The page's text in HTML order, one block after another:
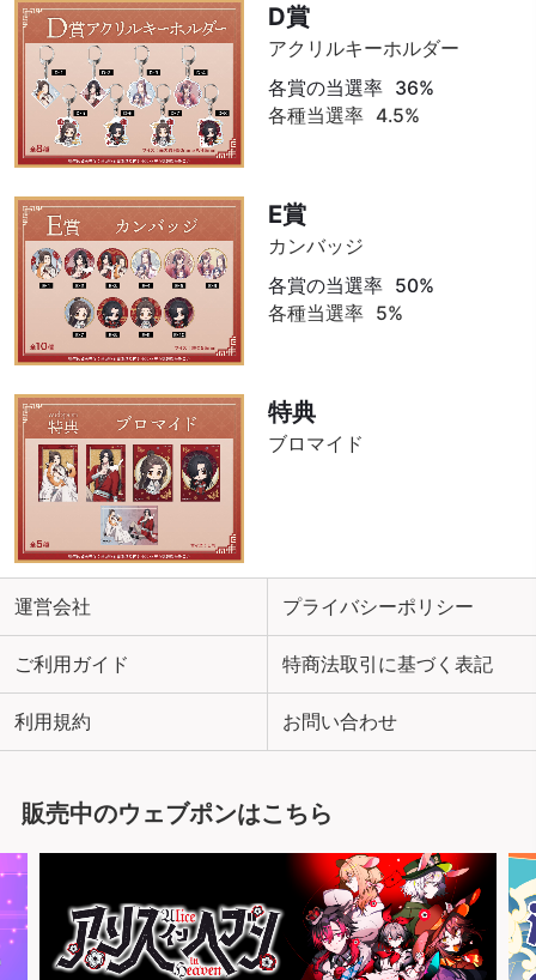
D賞
アクリルキーホルダー
各賞の当選率 36%
各種当選率 4.5%
E賞
カンバッジ
各賞の当選率 50%
各種当選率 5%
特典
ブロマイド
運営会社 プライバシーポリシー
ご利用ガイド 特商法取引に基づく表記
利用規約 お問い合わせ
販売中のウェブポンはこちら